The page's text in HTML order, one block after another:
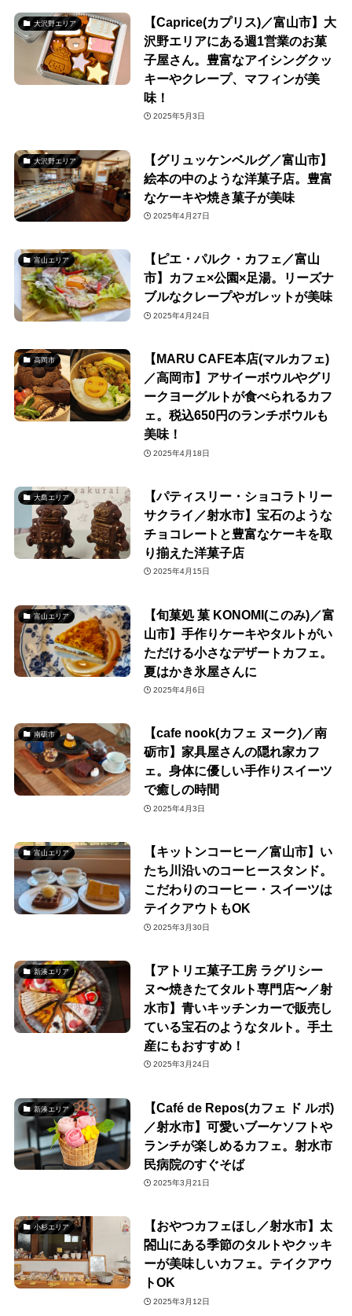
大沢野エリア
【Caprice(カプリス)／富山市】大
沢野エリアにある週1営業のお菓
子屋さん。豊富なアイシングクッ
キーやクレープ、マフィンが美
味！
2025年5月3日
大沢野エリア
【グリュッケンベルグ／富山市】
絵本の中のような洋菓子店。豊富
なケーキや焼き菓子が美味
2025年4月27日
富山エリア
【ピエ・パルク・カフェ／富山
市】カフェ×公園×足湯。リーズナ
ブルなクレープやガレットが美味
2025年4月24日
高岡市
【MARU CAFE本店(マルカフェ)
／高岡市】アサイーボウルやグリ
ークヨーグルトが食べられるカフ
ェ。税込650円のランチボウルも
美味！
2025年4月18日
大島エリア
【パティスリー・ショコラトリー
サクライ／射水市】宝石のような
チョコレートと豊富なケーキを取
り揃えた洋菓子店
2025年4月15日
富山エリア
【旬菓処 菓 KONOMI(このみ)／富
山市】手作りケーキやタルトがい
ただける小さなデザートカフェ。
夏はかき氷屋さんに
2025年4月6日
南砺市
【cafe nook(カフェ ヌーク)／南
砺市】家具屋さんの隠れ家カフ
ェ。身体に優しい手作りスイーツ
で癒しの時間
2025年4月3日
富山エリア
【キットンコーヒー／富山市】い
たち川沿いのコーヒースタンド。
こだわりのコーヒー・スイーツは
テイクアウトもOK
2025年3月30日
新湊エリア
【アトリエ菓子工房 ラグリシー
ヌ〜焼きたてタルト専門店〜／射
水市】青いキッチンカーで販売し
ている宝石のようなタルト。手土
産にもおすすめ！
2025年3月24日
新湊エリア
【Café de Repos(カフェ ド ルポ)
／射水市】可愛いブーケソフトや
ランチが楽しめるカフェ。射水市
民病院のすぐそば
2025年3月21日
小杉エリア
【おやつカフェほし／射水市】太
閤山にある季節のタルトやクッキ
ーが美味しいカフェ。テイクアウ
トOK
2025年3月12日